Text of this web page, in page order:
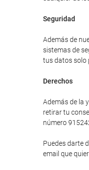
Seguridad
Además de
sistemas de
tus datos solo
Derechos
Además de la
retirar tu
número
Puedes darte
email que